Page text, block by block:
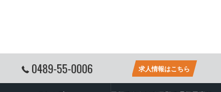
0489-55-0006 求人情報はこちら